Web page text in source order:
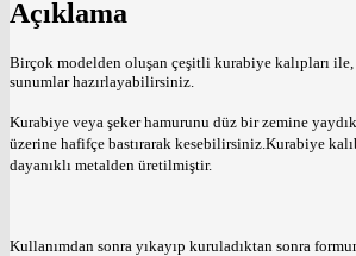
Açıklama
Birçok modelden oluşan çeşitli kurabiye kalıpları
sunumlar hazırlayabilirsiniz.
Kurabiye veya şeker hamurunu düz bir zemine
üzerine hafifçe bastırarak kesebilirsiniz.Kurabiye
dayanıklı metalden üretilmiştir.
Kullanımdan sonra yıkayıp kuruladıktan sonra